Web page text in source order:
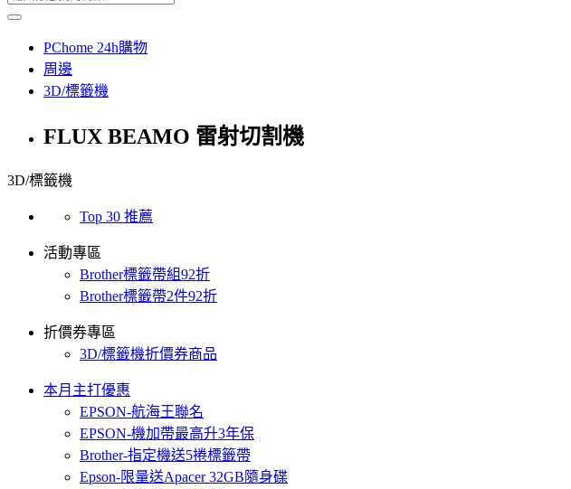
PChome 24h購物
周邊
3D/標籤機
FLUX BEAMO 雷射切割機
3D/標籤機
Top 30 推薦
活動專區
Brother標籤帶組92折
Brother標籤帶2件92折
折價券專區
3D/標籤機折價券商品
本月主打優惠
EPSON-航海王聯名
EPSON-機加帶最高升3年保
Brother-指定機送5捲標籤帶
Epson-限量送Apacer 32GB隨身碟